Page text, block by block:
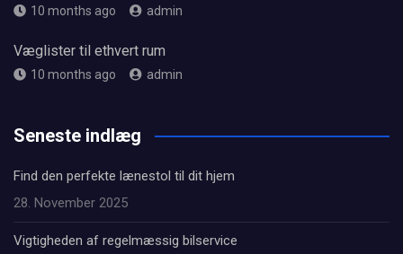
10 months ago admin
Væglister til ethvert rum
10 months ago admin
Seneste indlæg
Find den perfekte lænestol til dit hjem
28. November 2025
Vigtigheden af regelmæssig bilservice